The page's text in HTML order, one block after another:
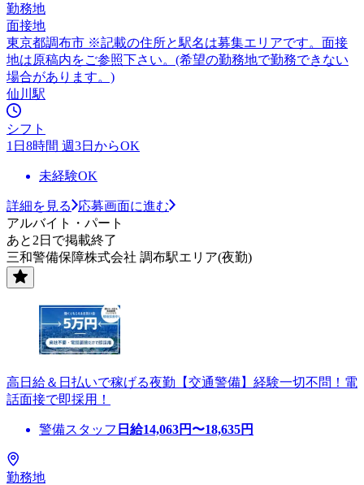
勤務地
面接地
東京都調布市 ※記載の住所と駅名は募集エリアです。面接
地は原稿内をご参照下さい。(希望の勤務地で勤務できない
場合があります。)
仙川駅
シフト
1日8時間 週3日からOK
未経験OK
詳細を見る
応募画面に進む
アルバイト・パート
あと2日で掲載終了
三和警備保障株式会社 調布駅エリア(夜勤)
高日給＆日払いで稼げる夜勤【交通警備】経験一切不問！電
話面接で即採用！
警備スタッフ 日給14,063円〜18,635円
勤務地